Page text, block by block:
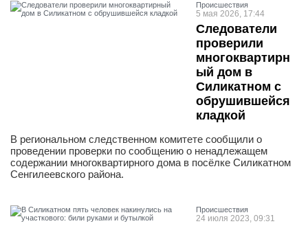
Проиcшествия
5 мая 2026, 17:44
Следователи
проверили
многоквартирн
ый дом в
Силикатном с
обрушившейся
кладкой
В региональном следственном комитете сообщили о
проведении проверки по сообщению о ненадлежащем
содержании многоквартирного дома в посёлке Силикатном
Сенгилеевского района.
Проиcшествия
24 июля 2023, 09:31